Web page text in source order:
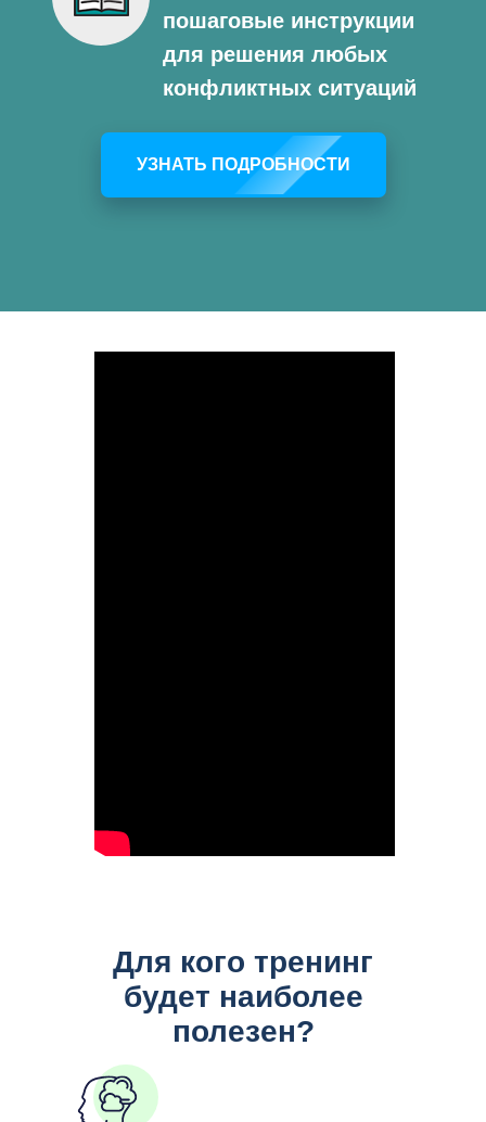
пошаговые инструкции
для решения любых
конфликтных ситуаций
УЗНАТЬ ПОДРОБНОСТИ
Для кого тренинг
будет наиболее
полезен?